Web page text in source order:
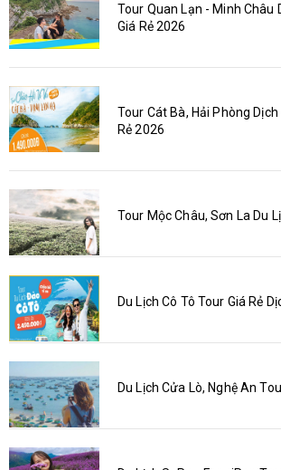
Tour Quan Lạn - Minh Châu
Giá Rẻ 2026
Tour Cát Bà, Hải Phòng
Rẻ 2026
Tour Mộc Châu, Sơn La Du
Du Lịch Cô Tô Tour Giá Rẻ
Du Lịch Cửa Lò, Nghệ An